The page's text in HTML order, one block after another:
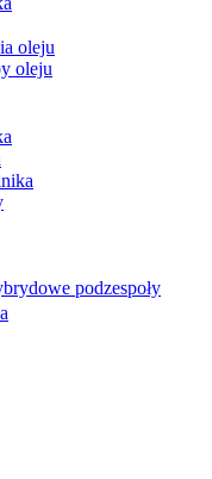
oleju
oleju
podzespoły